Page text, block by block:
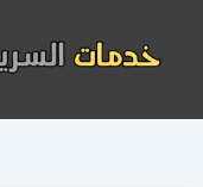
المحتوى